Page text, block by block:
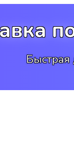
Быстрая